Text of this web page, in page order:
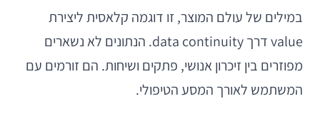
במילים של עולם המוצר, זו דוגמה קלאסית ליצירת
value דרך data continuity. הנתונים לא נשארים
מפוזרים בין זיכרון אנושי, פתקים ושיחות. הם זורמים עם
המשתמש לאורך המסע הטיפולי.